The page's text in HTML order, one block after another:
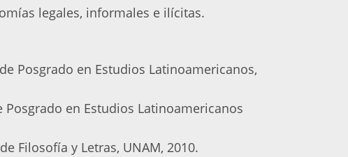
legales, informales e ilícitas.
Posgrado en Estudios Latinoamericanos,
en Estudios Latinoamericanos
Filosofía y Letras, UNAM, 2010.